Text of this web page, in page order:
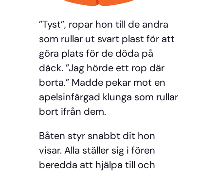
”Tyst”, ropar hon till de andra
som rullar ut svart plast för att
göra plats för de döda på
däck. ”Jag hörde ett rop där
borta.” Madde pekar mot en
apelsinfärgad klunga som rullar
bort ifrån dem.
Båten styr snabbt dit hon
visar. Alla ställer sig i fören
beredda att hjälpa till och